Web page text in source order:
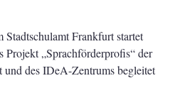
Frankfurt startet
Projekt „Sprachförderprofis“ der
des IDeA-Zentrums begleitet